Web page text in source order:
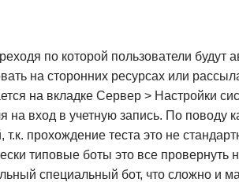
по которой пользователи будут
на сторонних ресурсах или
на вкладке Сервер > Настройки
вход в учетную запись. По поводу
прохождение теста это не
типовые боты это все провернуть
специальный бот, что сложно и